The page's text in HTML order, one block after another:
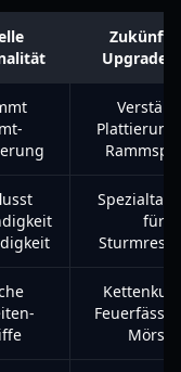
Upgrade-
für
Mörser